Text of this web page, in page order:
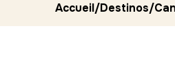
Accueil/Destinos/